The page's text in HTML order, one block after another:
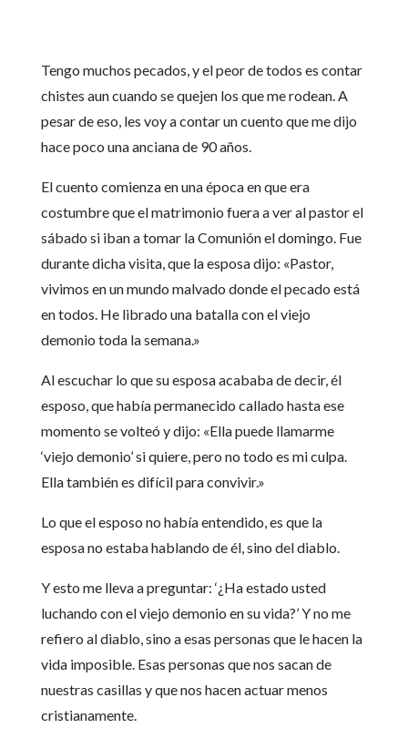
Tengo muchos pecados, y el peor de todos es contar
chistes aun cuando se quejen los que me rodean. A
pesar de eso, les voy a contar un cuento que me dijo
hace poco una anciana de 90 años.
El cuento comienza en una época en que era
costumbre que el matrimonio fuera a ver al pastor el
sábado si iban a tomar la Comunión el domingo. Fue
durante dicha visita, que la esposa dijo: «Pastor,
vivimos en un mundo malvado donde el pecado está
en todos. He librado una batalla con el viejo
demonio toda la semana.»
Al escuchar lo que su esposa acababa de decir, él
esposo, que había permanecido callado hasta ese
momento se volteó y dijo: «Ella puede llamarme
‘viejo demonio’ si quiere, pero no todo es mi culpa.
Ella también es difícil para convivir.»
Lo que el esposo no había entendido, es que la
esposa no estaba hablando de él, sino del diablo.
Y esto me lleva a preguntar: ‘¿Ha estado usted
luchando con el viejo demonio en su vida?’ Y no me
refiero al diablo, sino a esas personas que le hacen la
vida imposible. Esas personas que nos sacan de
nuestras casillas y que nos hacen actuar menos
cristianamente.